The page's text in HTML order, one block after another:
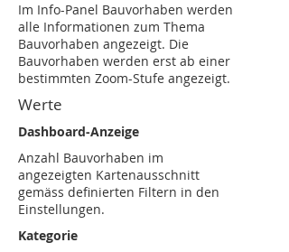
Im Info-Panel Bauvorhaben werden
alle Informationen zum Thema
Bauvorhaben angezeigt. Die
Bauvorhaben werden erst ab einer
bestimmten Zoom-Stufe angezeigt.
Werte
Dashboard-Anzeige
Anzahl Bauvorhaben im
angezeigten Kartenausschnitt
gemäss definierten Filtern in den
Einstellungen.
Kategorie